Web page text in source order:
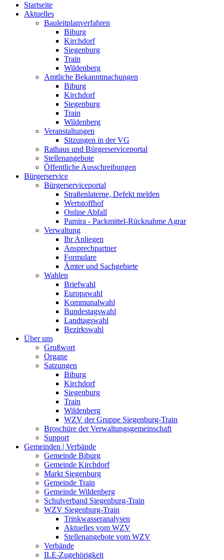
Startseite
Aktuelles
Bauleitplanverfahren
Biburg
Kirchdorf
Siegenburg
Train
Wildenberg
Amtliche Bekanntmachungen
Biburg
Kirchdorf
Siegenburg
Train
Wildenberg
Veranstaltungen
Sitzungen in der VG
Rathaus und Bürgerserviceportal
Stellenangebote
Öffentliche Ausschreibungen
Bürgerservice
Bürgerserviceportal
Straßenlaterne, Defekt melden
Wertstoffhof
Online Abfall
Pamira - Packmittel-Rücknahme Agrar
Verwaltung
Ihr Anliegen
Ansprechpartner
Formulare
Ämter und Sachgebiete
Wahlen
Briefwahl
Europawahl
Kommunalwahl
Bundestagswahl
Landtagswahl
Bezirkswahl
Über uns
Grußwort
Organe
Satzungen
Biburg
Kirchdorf
Siegenburg
Train
Wildenberg
WZV der Gruppe Siegenburg-Train
Broschüre der Verwaltungsgemeinschaft
Support
Gemeinden | Verbände
Gemeinde Biburg
Gemeinde Kirchdorf
Markt Siegenburg
Gemeinde Train
Gemeinde Wildenberg
Schulverband Siegenburg-Train
WZV Siegenburg-Train
Trinkwasseranalysen
Aktuelles vom WZV
Stellenangebote vom WZV
Verbände
ILE-Zugehörigkeit